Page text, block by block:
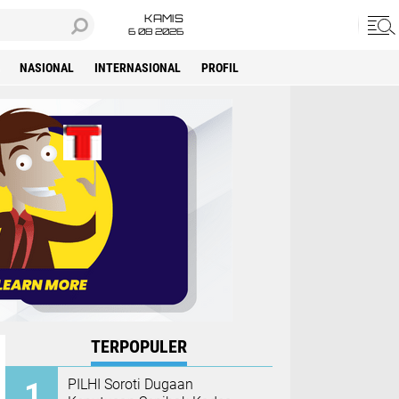
KAMIS
6 08 2026
NASIONAL INTERNASIONAL PROFIL
TERPOPULER
PILHI Soroti Dugaan